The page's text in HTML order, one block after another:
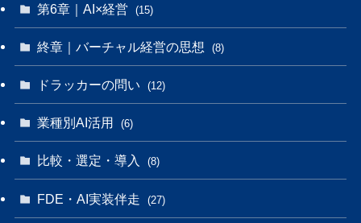
第6章｜AI×経営 (15)
終章｜バーチャル経営の思想 (8)
ドラッカーの問い (12)
業種別AI活用 (6)
比較・選定・導入 (8)
FDE・AI実装伴走 (27)